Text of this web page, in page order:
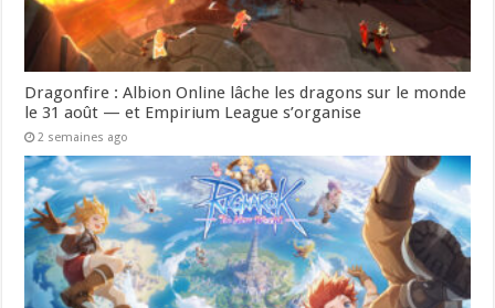
Dragonfire : Albion Online lâche les dragons sur le monde
le 31 août — et Empirium League s’organise
2 semaines ago